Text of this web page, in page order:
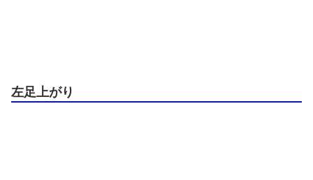
左足上がり